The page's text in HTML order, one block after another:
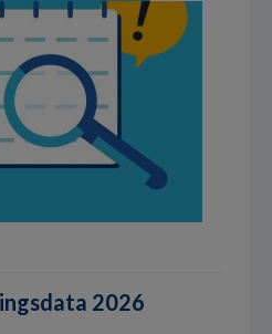
2026